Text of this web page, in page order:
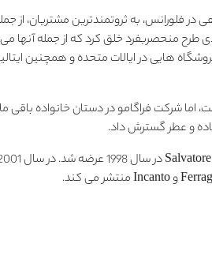
در فلورانس، به ثروتمندترین مشتریان،
طرح منحصربفرد خلق کرد که از جمله
سال 1960 درگذشت، اما شرکت فراگامو در دستان
و عطر گسترش داد.